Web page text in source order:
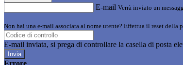
E-mail Verrà inviato un
Non hai una e-mail associata al nome utente? Effettua il reset della
E-mail inviata, si prega di controllare la casella di posta